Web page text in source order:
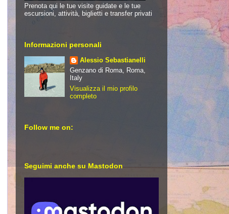
Prenota qui le tue visite guidate e le tue
escursioni, attività, biglietti e transfer privati
Informazioni personali
Alessio Sebastianelli
Genzano di Roma, Roma,
Italy
Visualizza il mio profilo
completo
Follow me on:
Seguimi anche su Mastodon